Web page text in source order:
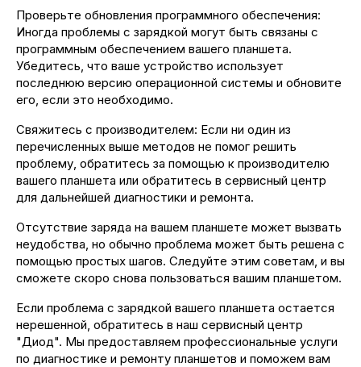
Проверьте обновления программного обеспечения:
Иногда проблемы с зарядкой могут быть связаны с
программным обеспечением вашего планшета.
Убедитесь, что ваше устройство использует
последнюю версию операционной системы и обновите
его, если это необходимо.
Свяжитесь с производителем: Если ни один из
перечисленных выше методов не помог решить
проблему, обратитесь за помощью к производителю
вашего планшета или обратитесь в сервисный центр
для дальнейшей диагностики и ремонта.
Отсутствие заряда на вашем планшете может вызвать
неудобства, но обычно проблема может быть решена с
помощью простых шагов. Следуйте этим советам, и вы
сможете скоро снова пользоваться вашим планшетом.
Если проблема с зарядкой вашего планшета остается
нерешенной, обратитесь в наш сервисный центр
"Диод". Мы предоставляем профессиональные услуги
по диагностике и ремонту планшетов и поможем вам